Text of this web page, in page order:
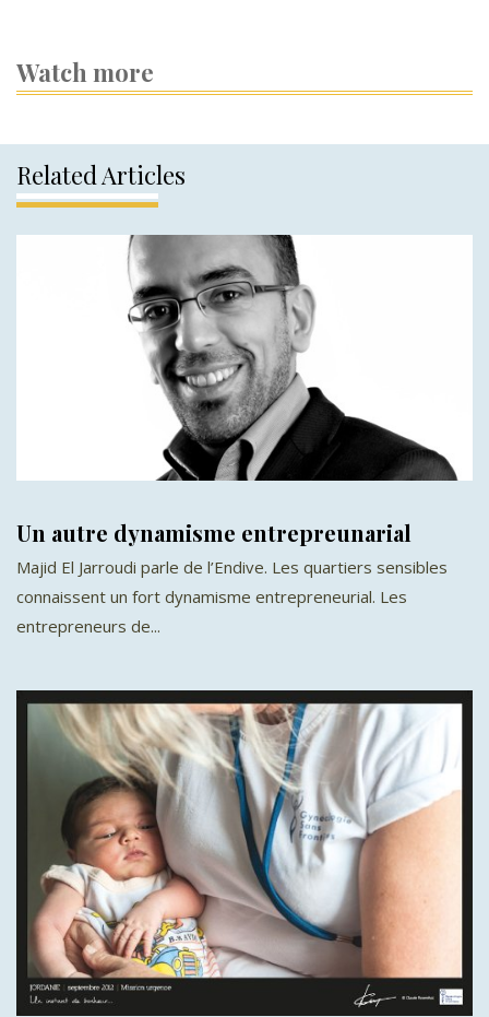
Watch more
Related Articles
Un autre dynamisme entrepreunarial
Majid El Jarroudi parle de l’Endive. Les quartiers sensibles
connaissent un fort dynamisme entrepreneurial. Les
entrepreneurs de...